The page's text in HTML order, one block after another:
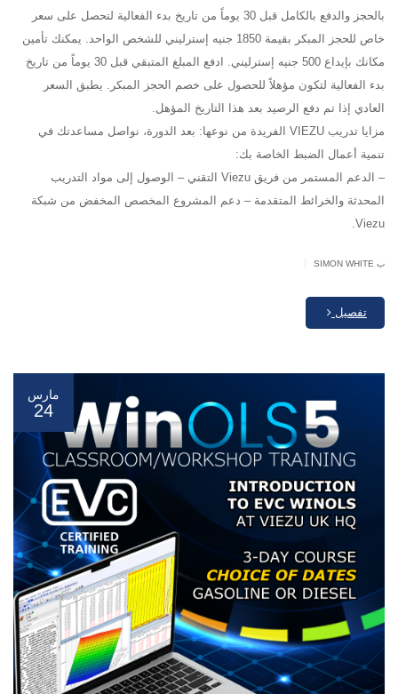
بالحجز والدفع بالكامل قبل 30 يوماً من تاريخ بدء الفعالية لتحصل على سعر
خاص للحجز المبكر بقيمة 1850 جنيه إسترليني للشخص الواحد. يمكنك تأمين
مكانك بإيداع 500 جنيه إسترليني. ادفع المبلغ المتبقي قبل 30 يوماً من تاريخ
بدء الفعالية لتكون مؤهلاً للحصول على خصم الحجز المبكر. يطبق السعر
العادي إذا تم دفع الرصيد بعد هذا التاريخ المؤهل.
مزايا تدريب VIEZU الفريدة من نوعها: بعد الدورة، نواصل مساعدتك في
تنمية أعمال الضبط الخاصة بك:
– الدعم المستمر من فريق Viezu التقني – الوصول إلى مواد التدريب
المحدثة والخرائط المتقدمة – دعم المشروع المخصص المخفض من شبكة
Viezu.
ب SIMON WHITE
تفصيل
مارس
24